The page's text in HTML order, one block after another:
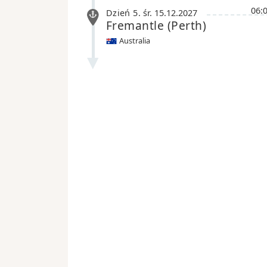
Dzień 5. śr. 15.12.2027
Fremantle (Perth)
Australia